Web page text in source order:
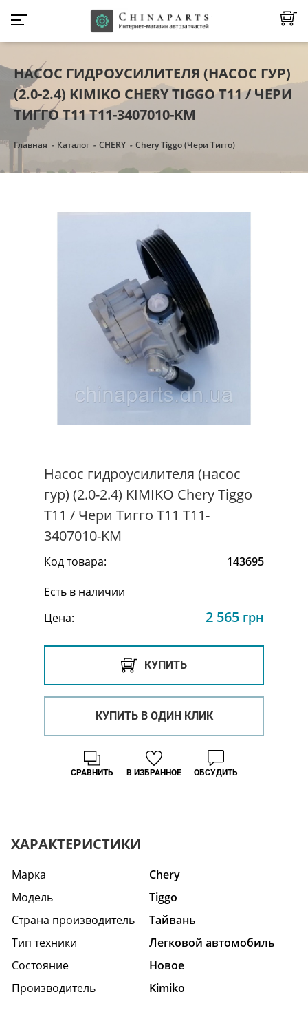
НАСОС ГИДРОУСИЛИТЕЛЯ (НАСОС ГУР)
(2.0-2.4) KIMIKO CHERY TIGGO Т11 / ЧЕРИ
ТИГГО Т11 T11-3407010-KM
Главная Каталог CHERY Chery Tiggo (Чери Тигго)
Насос гидроусилителя (насос
гур) (2.0-2.4) KIMIKO Chery Tiggo
Т11 / Чери Тигго Т11 T11-
3407010-KM
Код товара:
143695
Есть в наличии
Цена:
2 565 грн
КУПИТЬ
КУПИТЬ В ОДИН КЛИК
В ИЗБРАННОЕ
СРАВНИТЬ ОБСУДИТЬ
ХАРАКТЕРИСТИКИ
Марка
Chery
Модель
Tiggo
Страна производитель
Тайвань
Тип техники
Легковой автомобиль
Состояние
Hовое
Производитель
Kimiko